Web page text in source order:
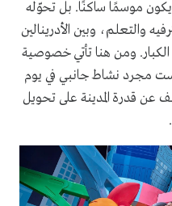
موسمًا ساكنًا. بل تحوّله
والتعلم، وبين الأدرينالين
ومن هنا تأتي خصوصية
مجرد نشاط جانبي في يوم
عن قدرة المدينة على تحويل